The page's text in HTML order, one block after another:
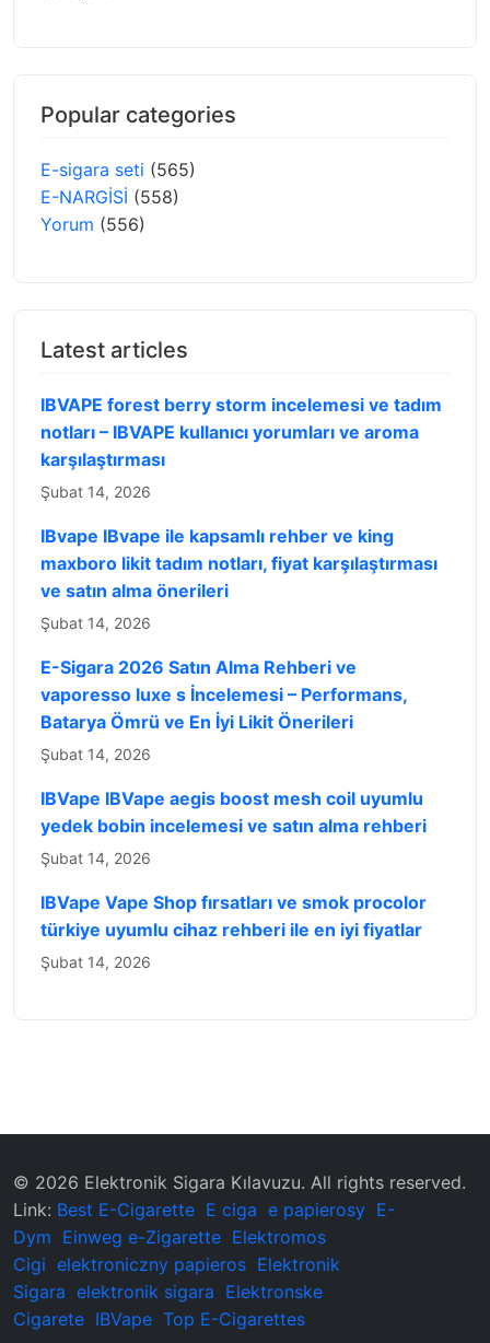
Popular categories
E-sigara seti (565)
E-NARGİSİ (558)
Yorum (556)
Latest articles
IBVAPE forest berry storm incelemesi ve tadım
notları – IBVAPE kullanıcı yorumları ve aroma
karşılaştırması
Şubat 14, 2026
IBvape IBvape ile kapsamlı rehber ve king
maxboro likit tadım notları, fiyat karşılaştırması
ve satın alma önerileri
Şubat 14, 2026
E-Sigara 2026 Satın Alma Rehberi ve
vaporesso luxe s İncelemesi – Performans,
Batarya Ömrü ve En İyi Likit Önerileri
Şubat 14, 2026
IBVape IBVape aegis boost mesh coil uyumlu
yedek bobin incelemesi ve satın alma rehberi
Şubat 14, 2026
IBVape Vape Shop fırsatları ve smok procolor
türkiye uyumlu cihaz rehberi ile en iyi fiyatlar
Şubat 14, 2026
© 2026 ‌Elektronik Sigara Kılavuzu‌. All rights reserved.
Link: Best E-Cigarette E ciga e papierosy E-
Dym Einweg e-Zigarette Elektromos
Cigi elektroniczny papieros Elektronik
Sigara elektronik sigara Elektronske
Cigarete IBVape Top E-Cigarettes